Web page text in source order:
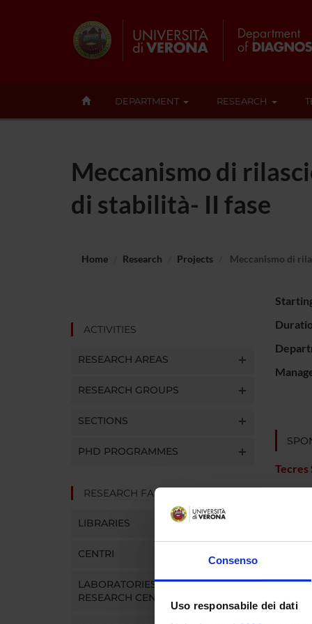
Consenso
Uso responsabile dei dati
DEPARTMENT RESEARCH
Meccanismo di
di stabilità- II fase
Home Research Projects Meccanismo di
ACTIVITIES
RESEARCH AREAS
RESEARCH GROUPS
SECTIONS
PHD PROGRAMMES
RESEARCH FACILITIES
LIBRARIES
CENTRI
LABORATORIES AND
RESEARCH CENTRES
Tecres